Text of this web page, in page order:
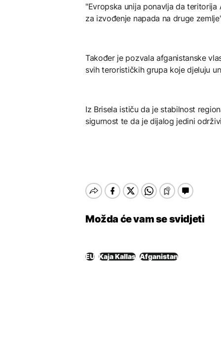
"Evropska unija ponavlja da
za izvođenje napada na druge
Također je pozvala afganistanske
svih terorističkih grupa koje djeluju
Iz Brisela ističu da je stabilnost
sigurnost te da je dijalog jedini
Možda će vam se svidjeti
EU Kaja Kallas Afganistan